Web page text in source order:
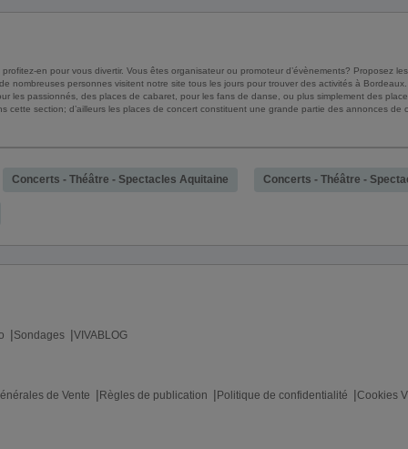
en pour vous divertir. Vous êtes organisateur ou promoteur d’évènements? Proposez
nombreuses personnes visitent notre site tous les jours pour trouver des activités à
les passionnés, des places de cabaret, pour les fans de danse, ou plus simplement des
cette section; d’ailleurs les places de concert constituent une grande partie des annonces
Concerts - Théâtre - Spectacles Aquitaine Concerts - Théâtre -
Sondages VIVABLOG
de Vente Règles de publication Politique de confidentialité Cookies